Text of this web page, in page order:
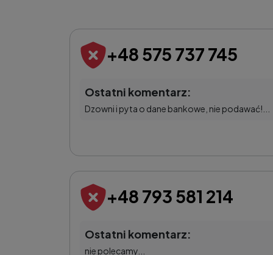
+48 575 737 745
Ostatni komentarz:
Dzowni i pyta o dane bankowe, nie podawać!...
+48 793 581 214
Ostatni komentarz:
nie polecamy...